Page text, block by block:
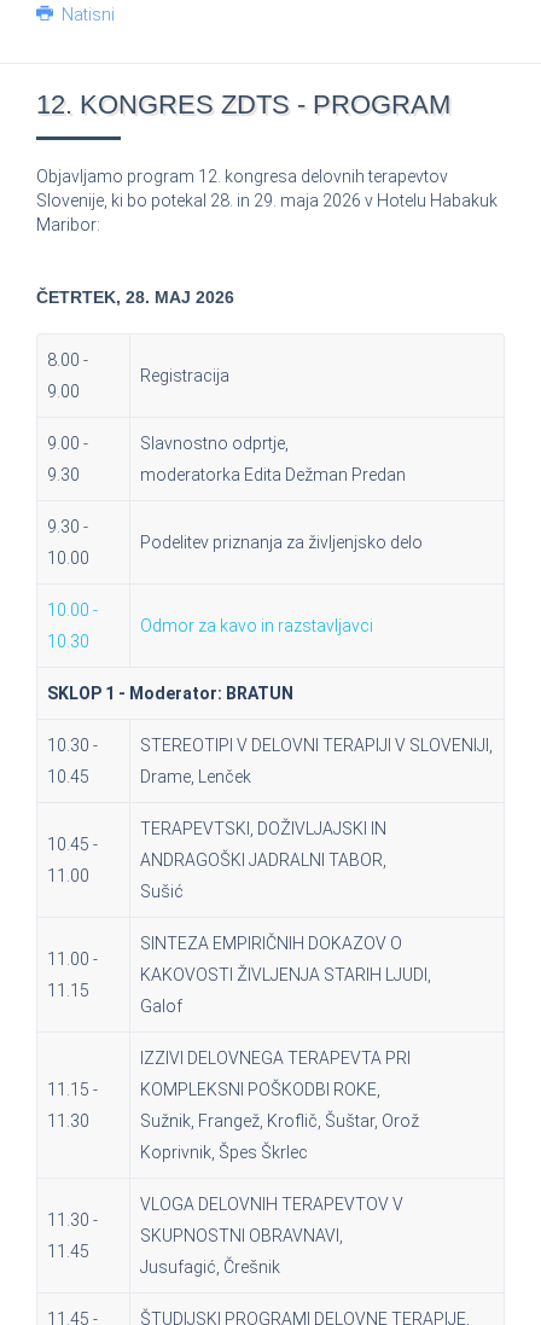
Natisni
12. KONGRES ZDTS - PROGRAM
Objavljamo program 12. kongresa delovnih terapevtov
Slovenije, ki bo potekal 28. in 29. maja 2026 v Hotelu Habakuk
Maribor:
ČETRTEK, 28. MAJ 2026
8.00 -
9.00
Registracija
9.00 -
9.30
Slavnostno odprtje,
moderatorka Edita Dežman Predan
9.30 -
10.00
Podelitev priznanja za življenjsko delo
10.00 -
10.30
Odmor za kavo in razstavljavci
SKLOP 1 - Moderator: BRATUN
10.30 -
10.45
STEREOTIPI V DELOVNI TERAPIJI V SLOVENIJI,
Drame, Lenček
10.45 -
11.00
TERAPEVTSKI, DOŽIVLJAJSKI IN
ANDRAGOŠKI JADRALNI TABOR,
Sušić
11.00 -
11.15
SINTEZA EMPIRIČNIH DOKAZOV O
KAKOVOSTI ŽIVLJENJA STARIH LJUDI,
Galof
11.15 -
11.30
IZZIVI DELOVNEGA TERAPEVTA PRI
KOMPLEKSNI POŠKODBI ROKE,
Sužnik, Frangež, Kroflič, Šuštar, Orož
Koprivnik, Špes Škrlec
11.30 -
11.45
VLOGA DELOVNIH TERAPEVTOV V
SKUPNOSTNI OBRAVNAVI,
Jusufagić, Črešnik
11.45 -
ŠTUDIJSKI PROGRAMI DELOVNE TERAPIJE,